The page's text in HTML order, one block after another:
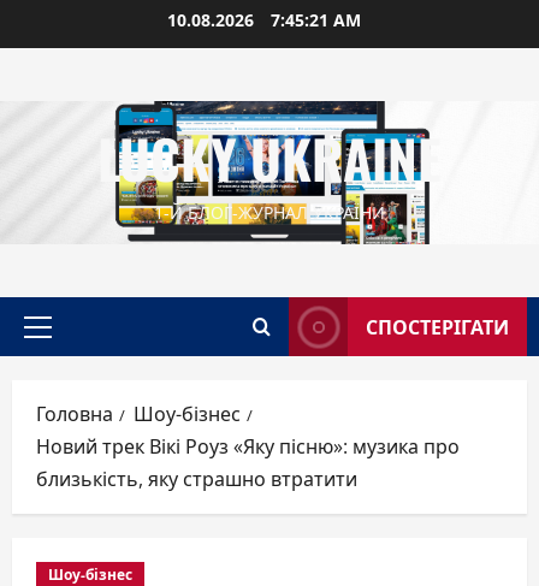
до
10.08.2026 7:45:22 AM
LUCKY UKRAINE
1-Й БЛОГ-ЖУРНАЛ УКРАЇНИ
Головне
СПОСТЕРІГАТИ
Головна
Шоу-бізнес
Новий трек Вікі Роуз «Яку пісню»: музика про
близькість, яку страшно втратити
Шоу-бізнес